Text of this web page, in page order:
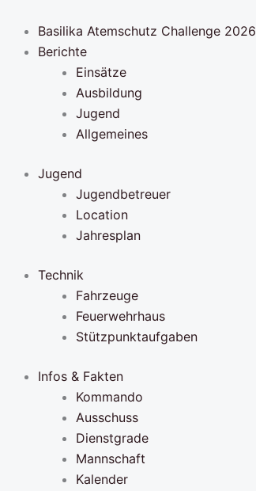
Inhalt
springen
Basilika Atemschutz Challenge 2026
Berichte
Einsätze
Ausbildung
Jugend
Allgemeines
Jugend
Jugendbetreuer
Location
Jahresplan
Technik
Fahrzeuge
Feuerwehrhaus
Stützpunktaufgaben
Infos & Fakten
Kommando
Ausschuss
Dienstgrade
Mannschaft
Kalender